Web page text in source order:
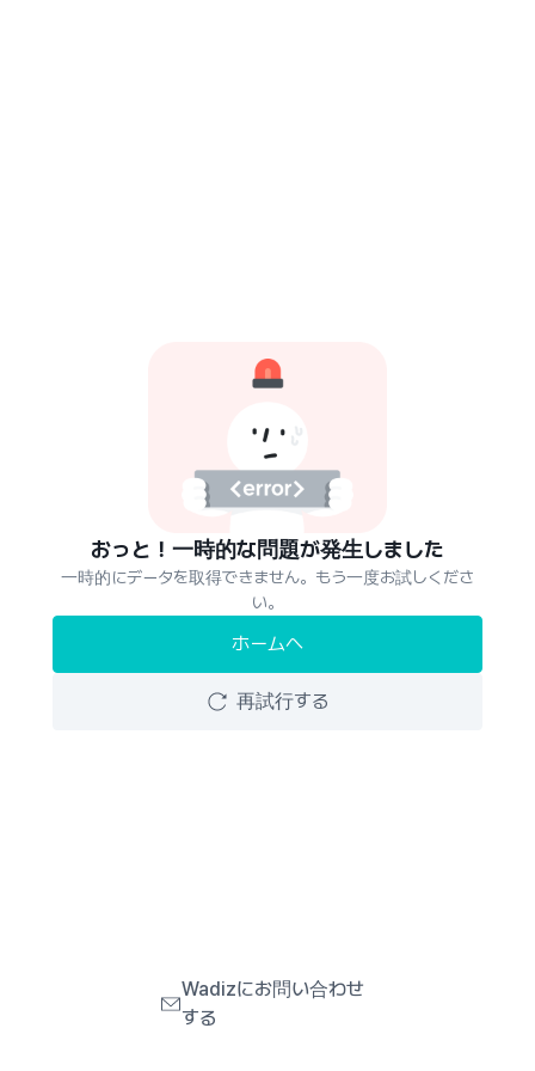
おっと！一時的な問題が発生しました
一時的にデータを取得できません。もう一度お試しくださ
い。
ホームへ
再試行する
Wadizにお問い合わせ
する